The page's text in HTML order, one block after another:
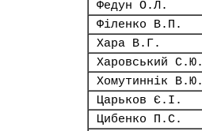
Федун О.Л.
Філенко В.П.
Хара В.Г.
Харовський С.Ю.
Хомутиннік В.Ю.
Царьков Є.І.
Цибенко П.С.